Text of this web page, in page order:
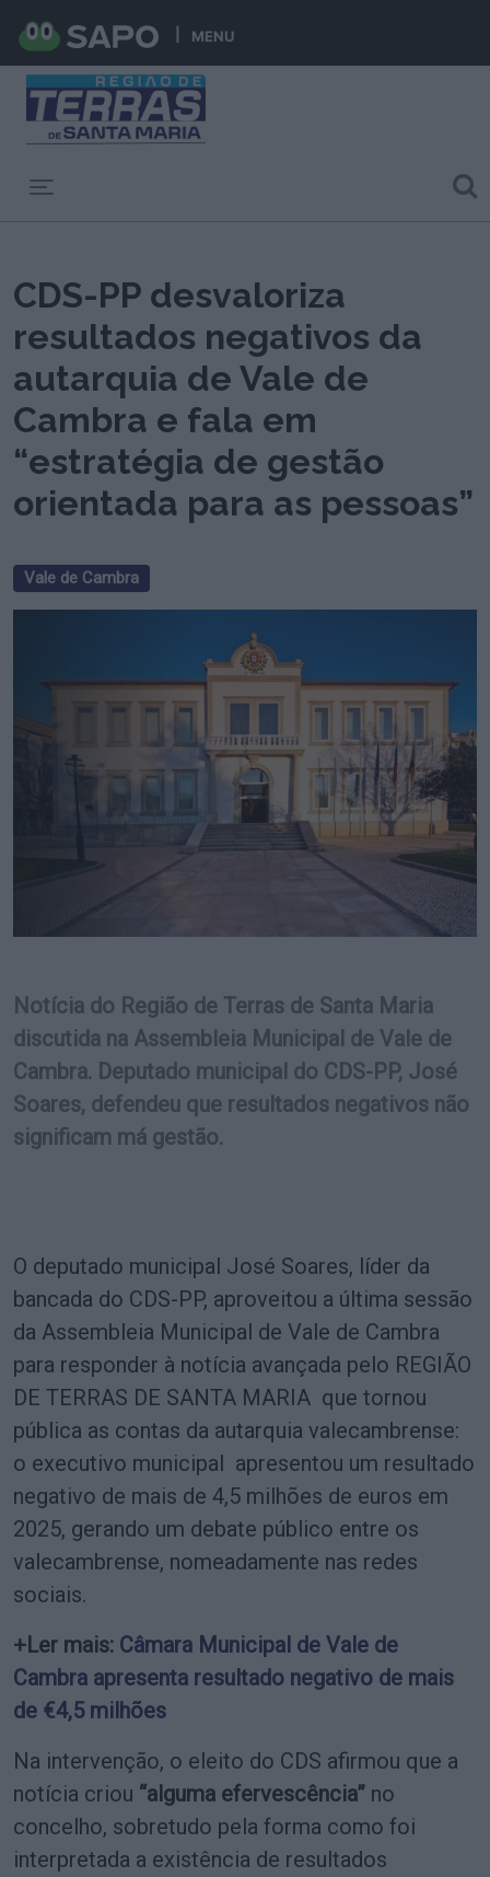
MENU
CDS-PP desvaloriza
resultados negativos da
autarquia de Vale de
Cambra e fala em
“estratégia de gestão
orientada para as pessoas”
Vale de Cambra
Notícia do Região de Terras de Santa Maria
discutida na Assembleia Municipal de Vale de
Cambra. Deputado municipal do CDS-PP, José
Soares, defendeu que resultados negativos não
significam má gestão.
O deputado municipal José Soares, líder da
bancada do CDS-PP, aproveitou a última sessão
da Assembleia Municipal de Vale de Cambra
para responder à notícia avançada pelo REGIÃO
DE TERRAS DE SANTA MARIA que tornou
pública as contas da autarquia valecambrense:
o executivo municipal apresentou um resultado
negativo de mais de 4,5 milhões de euros em
2025, gerando um debate público entre os
valecambrense, nomeadamente nas redes
sociais.
+Ler mais: Câmara Municipal de Vale de
Cambra apresenta resultado negativo de mais
de €4,5 milhões
Na intervenção, o eleito do CDS afirmou que a
notícia criou “alguma efervescência” no
concelho, sobretudo pela forma como foi
interpretada a existência de resultados